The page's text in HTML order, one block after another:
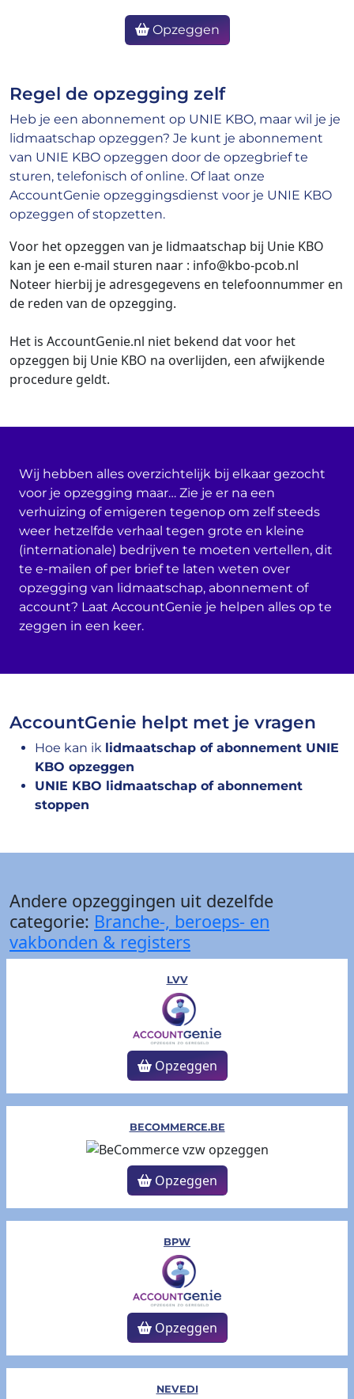
Opzeggen
Regel de opzegging zelf
Heb je een abonnement op UNIE KBO, maar wil je je
lidmaatschap opzeggen? Je kunt je abonnement
van UNIE KBO opzeggen door de opzegbrief te
sturen, telefonisch of online. Of laat onze
AccountGenie opzeggingsdienst voor je UNIE KBO
opzeggen of stopzetten.
Voor het opzeggen van je lidmaatschap bij Unie KBO
kan je een e-mail sturen naar : info@kbo-pcob.nl
Noteer hierbij je adresgegevens en telefoonnummer en
de reden van de opzegging.
Het is AccountGenie.nl niet bekend dat voor het
opzeggen bij Unie KBO na overlijden, een afwijkende
procedure geldt.
Wij hebben alles overzichtelijk bij elkaar gezocht
voor je opzegging maar… Zie je er na een
verhuizing of emigeren tegenop om zelf steeds
weer hetzelfde verhaal tegen grote en kleine
(internationale) bedrijven te moeten vertellen, dit
te e-mailen of per brief te laten weten over
opzegging van lidmaatschap, abonnement of
account? Laat AccountGenie je helpen alles op te
zeggen in een keer.
AccountGenie helpt met je vragen
Hoe kan ik lidmaatschap of abonnement UNIE
KBO opzeggen
UNIE KBO lidmaatschap of abonnement
stoppen
Andere opzeggingen uit dezelfde
categorie: Branche-, beroeps- en
vakbonden & registers
LVV
Opzeggen
BECOMMERCE.BE
Opzeggen
BPW
Opzeggen
NEVEDI